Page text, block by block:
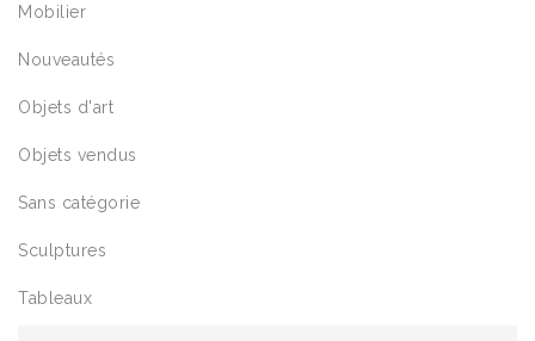
Mobilier
Nouveautés
Objets d'art
Objets vendus
Sans catégorie
Sculptures
Tableaux